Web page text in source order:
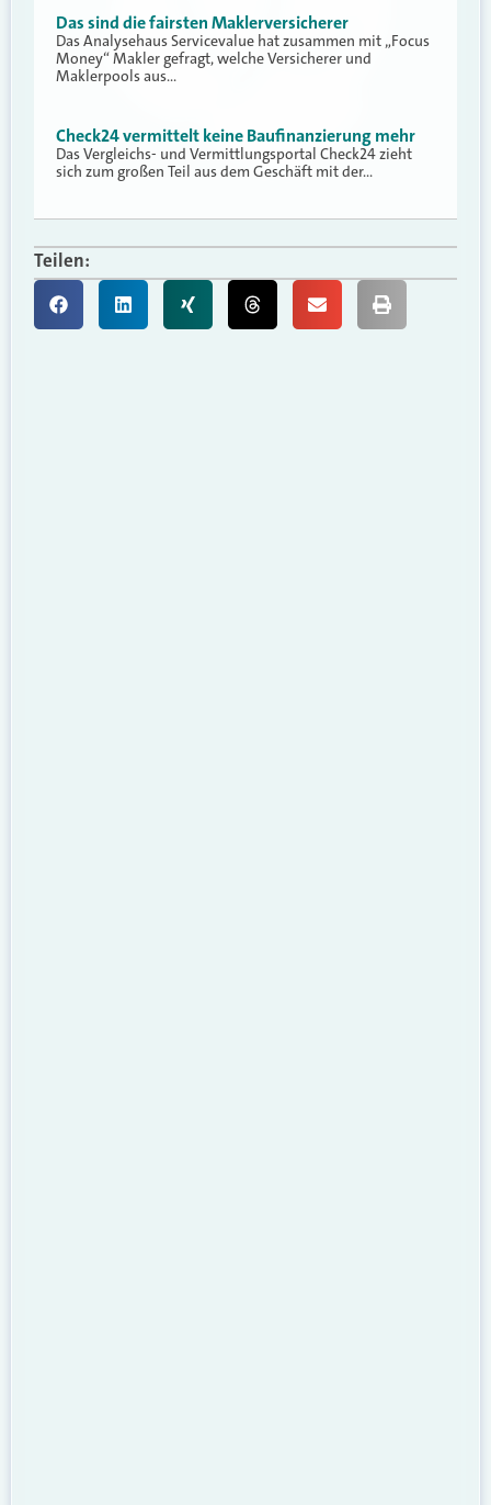
Das sind die fairsten Maklerversicherer
Das Analysehaus Servicevalue hat zusammen mit „Focus
Money“ Makler gefragt, welche Versicherer und
Maklerpools aus…
Check24 vermittelt keine Baufinanzierung mehr
Das Vergleichs- und Vermittlungsportal Check24 zieht
sich zum großen Teil aus dem Geschäft mit der…
Teilen: